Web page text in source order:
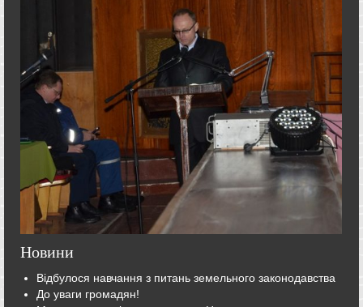
Новини
Відбулося навчання з питань земельного законодавства
До уваги громадян!